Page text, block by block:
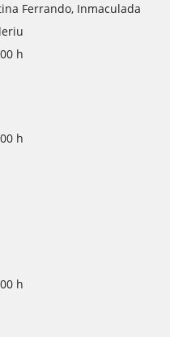
Ferrando, Inmaculada
h
h
h